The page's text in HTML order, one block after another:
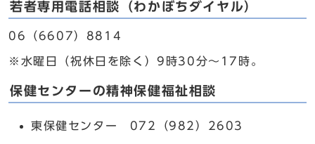
若者専用電話相談（わかぼちダイヤル）
06（6607）8814
※水曜日（祝休日を除く）9時30分～17時。
保健センターの精神保健福祉相談
東保健センター 072（982）2603